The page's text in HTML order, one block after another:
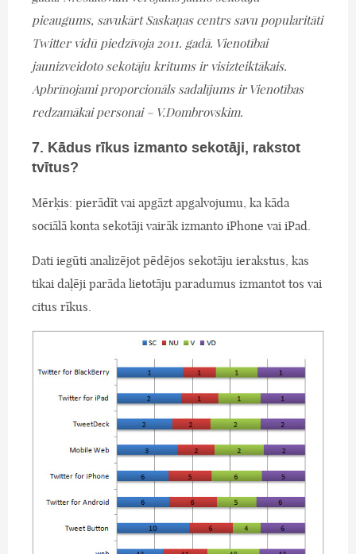
pieaugums, savukārt Saskaņas centrs savu popularitāti
Twitter vidū piedzīvoja 2011. gadā. Vienotībai
jaunizveidoto sekotāju kritums ir visizteiktākais.
Apbrīnojami proporcionāls sadalījums ir Vienotības
redzamākai personai – V.Dombrovskim.
7. Kādus rīkus izmanto sekotāji, rakstot
tvītus?
Mērķis: pierādīt vai apgāzt apgalvojumu, ka kāda
sociālā konta sekotāji vairāk izmanto iPhone vai iPad.
Dati iegūti analizējot pēdējos sekotāju ierakstus, kas
tikai daļēji parāda lietotāju paradumus izmantot tos vai
citus rīkus.